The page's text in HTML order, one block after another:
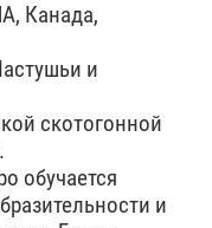
Канада,
и
скотогонной
обучается
и